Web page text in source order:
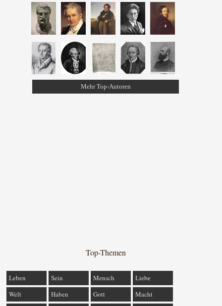
Mehr Top-Autoren
Top-Themen
Leben Sein Mensch
Liebe
Welt
Haben Gott Macht